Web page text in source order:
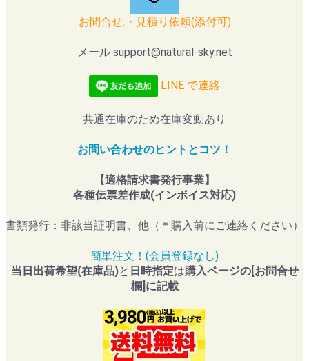
お問合せ.・見積り依頼(添付可)
メール support@natural-sky.net
LINE で連絡
共通在庫のため在庫変動あり
お問い合わせのヒントとコツ！
【適格請求書発行事業】
各種伝票差作成(インボイス対応)
書類発行：非該当証明書、他（＊購入前にご連絡ください）
簡単注文！(会員登録なし)
当日出荷希望(在庫品)と 日時指定は購入ページの[お問合せ
欄]に記載